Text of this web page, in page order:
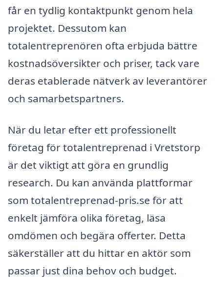
får en tydlig kontaktpunkt genom hela
projektet. Dessutom kan
totalentreprenören ofta erbjuda bättre
kostnadsöversikter och priser, tack vare
deras etablerade nätverk av leverantörer
och samarbetspartners.
När du letar efter ett professionellt
företag för totalentreprenad i Vretstorp
är det viktigt att göra en grundlig
research. Du kan använda plattformar
som totalentreprenad-pris.se för att
enkelt jämföra olika företag, läsa
omdömen och begära offerter. Detta
säkerställer att du hittar en aktör som
passar just dina behov och budget.